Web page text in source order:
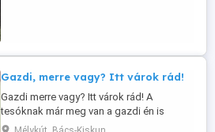
Gazdi, merre vagy? Itt várok rád!
Gazdi merre vagy? Itt várok rád! A
tesóknak már meg van a gazdi én is
várom nagyon az új gazdim! Törpe tacskó